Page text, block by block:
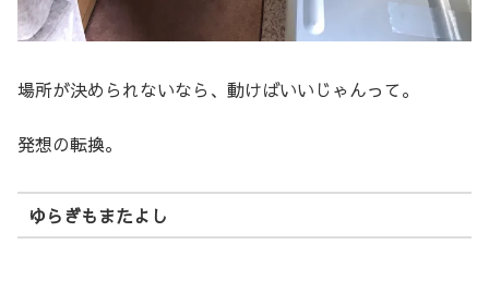
場所が決められないなら、動けばいいじゃんって。
発想の転換。
ゆらぎもまたよし